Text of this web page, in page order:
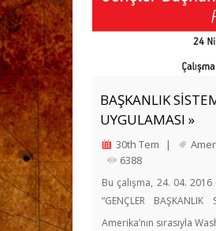
BAŞKANLIK
UYGULAMASI »
30th Tem |
6388
Bu çalışma, 24. 04.
“GENÇLER BAŞKANLIK
Amerika’nın sırasıyla